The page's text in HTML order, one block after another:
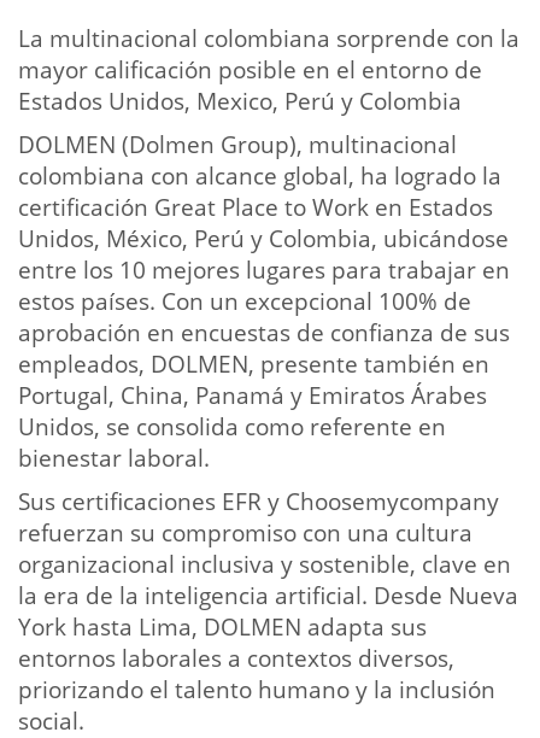
La multinacional colombiana sorprende con la
mayor calificación posible en el entorno de
Estados Unidos, Mexico, Perú y Colombia
DOLMEN (Dolmen Group), multinacional
colombiana con alcance global, ha logrado la
certificación Great Place to Work en Estados
Unidos, México, Perú y Colombia, ubicándose
entre los 10 mejores lugares para trabajar en
estos países. Con un excepcional 100% de
aprobación en encuestas de confianza de sus
empleados, DOLMEN, presente también en
Portugal, China, Panamá y Emiratos Árabes
Unidos, se consolida como referente en
bienestar laboral.
Sus certificaciones EFR y Choosemycompany
refuerzan su compromiso con una cultura
organizacional inclusiva y sostenible, clave en
la era de la inteligencia artificial. Desde Nueva
York hasta Lima, DOLMEN adapta sus
entornos laborales a contextos diversos,
priorizando el talento humano y la inclusión
social.